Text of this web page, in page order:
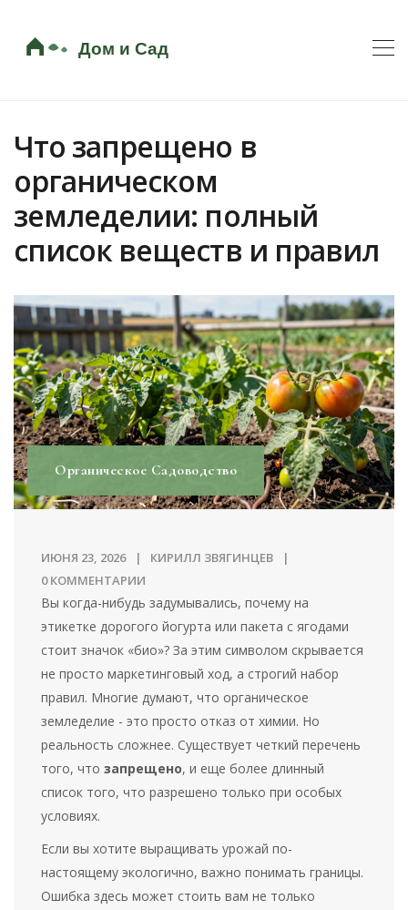
Что запрещено в
органическом
земледелии: полный
список веществ и правил
Органическое Садоводство
ИЮНЯ 23, 2026
КИРИЛЛ ЗВЯГИНЦЕВ
0 КОММЕНТАРИИ
Вы когда-нибудь задумывались, почему на
этикетке дорогого йогурта или пакета с ягодами
стоит значок «био»? За этим символом скрывается
не просто маркетинговый ход, а строгий набор
правил. Многие думают, что органическое
земледелие - это просто отказ от химии. Но
реальность сложнее. Существует четкий перечень
того, чтозапрещено, и еще более длинный
список того, что разрешено только при особых
условиях.
Если вы хотите выращивать урожай по-
настоящему экологично, важно понимать границы.
Ошибка здесь может стоить вам не только